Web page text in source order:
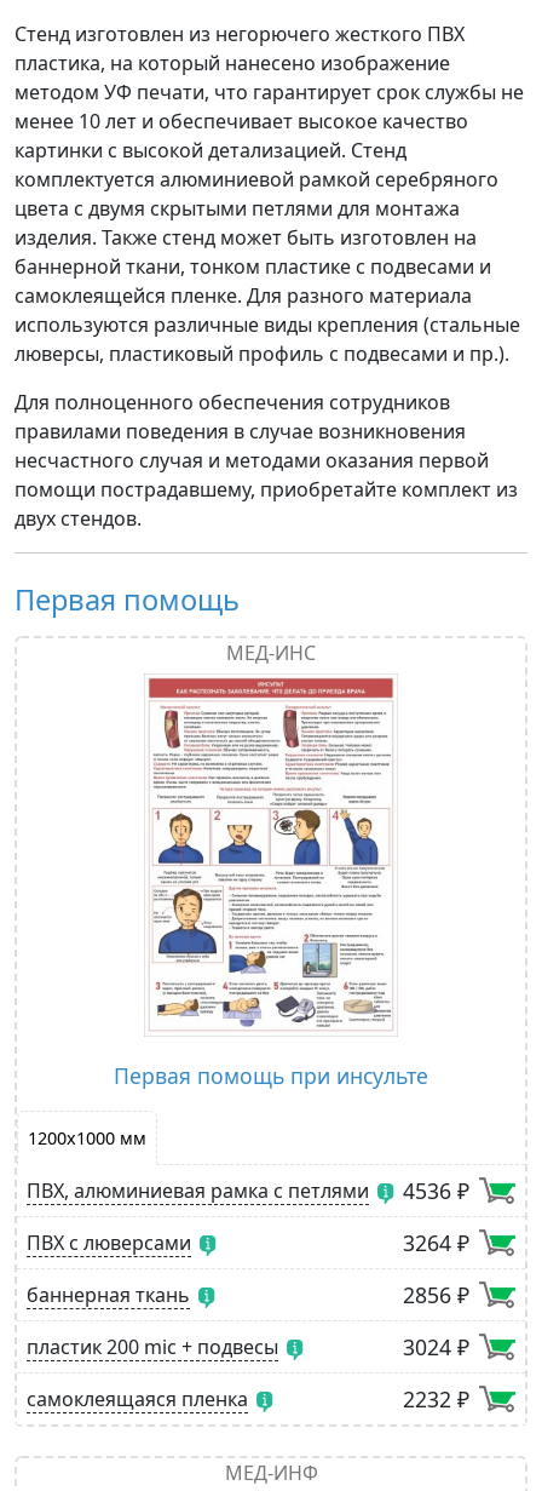
Стенд изготовлен из негорючего жесткого ПВХ
пластика, на который нанесено изображение
методом УФ печати, что гарантирует срок службы не
менее 10 лет и обеспечивает высокое качество
картинки с высокой детализацией. Стенд
комплектуется алюминиевой рамкой серебряного
цвета с двумя скрытыми петлями для монтажа
изделия. Также стенд может быть изготовлен на
баннерной ткани, тонком пластике с подвесами и
самоклеящейся пленке. Для разного материала
используются различные виды крепления (стальные
люверсы, пластиковый профиль с подвесами и пр.).
Для полноценного обеспечения сотрудников
правилами поведения в случае возникновения
несчастного случая и методами оказания первой
помощи пострадавшему, приобретайте комплект из
двух стендов.
Первая помощь
МЕД-ИНС
Первая помощь при инсульте
1200х1000 мм
ПВХ, алюминиевая рамка с петлями 4536 ₽
ПВХ с люверсами 3264 ₽
баннерная ткань 2856 ₽
пластик 200 mic + подвесы 3024 ₽
самоклеящаяся пленка 2232 ₽
МЕД-ИНФ